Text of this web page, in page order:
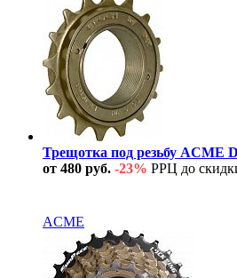
Трещотка под резьбу ACME
от 480 руб. -23% РРЦ до
ACME